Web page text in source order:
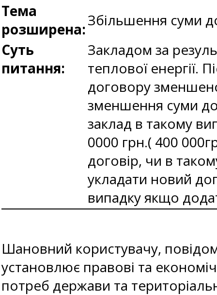
Тема
розширена:Збільшення суми
Суть
питання:
Закладом за
теплової енергії.
договору
зменшення суми
заклад в такому
0000 грн.( 400
договір, чи в
укладати новий
випадку якщо
Шановний користувачу,
установлює правові та
потреб держави та